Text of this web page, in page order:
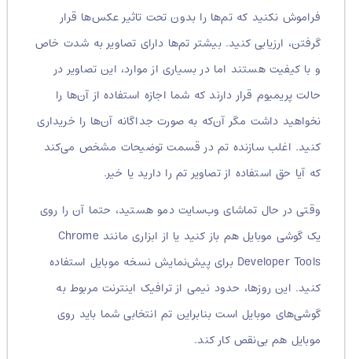
فراموش نکنید که تم‌ها را بدون تحت تاثیر عکس‌ها قرار
گرفتن، ارزیابی کنید. بیشتر تم‌ها دارای تصاویر به شدت خاص
و با کیفیت هستند اما در بسیاری از موارد، این تصاویر در
حالت پریمیوم قرار دارند که شما اجازه استفاده از آن‌ها را
نخواهید داشت مگر آن‌که به صورت جداگانه آن‌ها را خریداری
کنید. اغلب سازنده تم در قسمت توضیحات مشخص می‌کند
که آیا حق استفاده از تصاویر تم را دارید یا خیر.
وقتی در حال تماشای وب‌سایت دمو هستید، حتما آن را روی
یک گوشی موبایل هم باز کنید یا از ابزاری مانند Chrome
Developer Tools برای پیش‌نمایش نسخه موبایل استفاده
کنید. این روزها، حدود نیمی از ترافیک اینترنت مربوط به
گوشی‌های موبایل است بنابراین تم انتخابی شما باید روی
موبایل هم بی‌نقص کار کند.